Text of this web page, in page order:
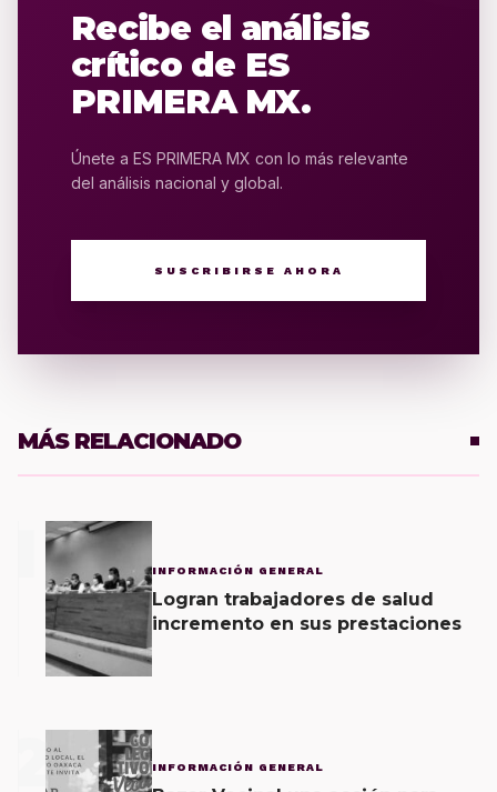
Recibe el análisis
crítico de ES
PRIMERA MX.
Únete a ES PRIMERA MX con lo más relevante
del análisis nacional y global.
SUSCRIBIRSE AHORA
MÁS RELACIONADO
INFORMACIÓN GENERAL
Logran trabajadores de salud
incremento en sus prestaciones
2 INFORMACIÓN GENERAL